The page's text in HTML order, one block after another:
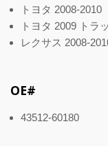
トヨタ 2008-2010
トヨタ 2009 トラ
レクサス 2008-
OE#
43512-60180